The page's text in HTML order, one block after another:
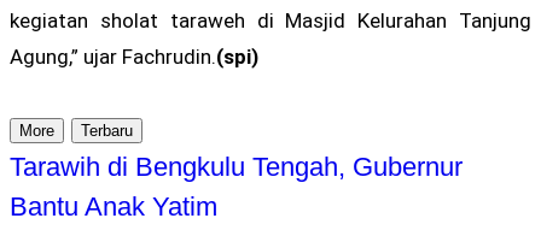
kegiatan sholat taraweh di Masjid Kelurahan Tanjung
Agung,” ujar Fachrudin.(spi)
More Terbaru
Tarawih di Bengkulu Tengah, Gubernur
Bantu Anak Yatim